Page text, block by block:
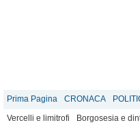
Prima Pagina CRONACA
Vercelli e limitrofi
Borgosesia e